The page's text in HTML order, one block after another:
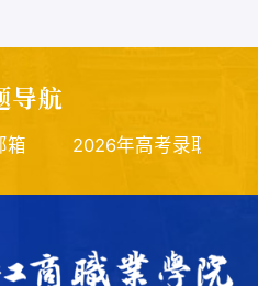
导航
年高考录取查询 深入